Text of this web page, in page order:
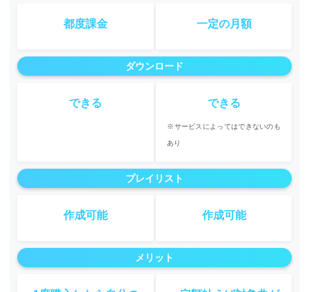
都度課金 一定の月額
ダウンロード
できる できる
※サービスによってはできないのも
あり
プレイリスト
作成可能 作成可能
メリット